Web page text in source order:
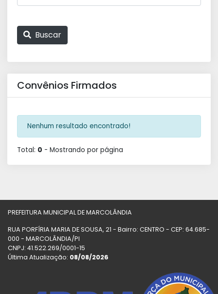
Buscar
Convênios Firmados
Nenhum resultado encontrado!
Total: 0 - Mostrando por página
PREFEITURA MUNICIPAL DE MARCOLÂNDIA
RUA PORFÍRIA MARIA DE SOUSA, 21 - Bairro: CENTRO - CEP: 64.685-
000 - MARCOLÂNDIA/PI
CNPJ: 41.522.269/0001-15
Última Atualização: 08/08/2026